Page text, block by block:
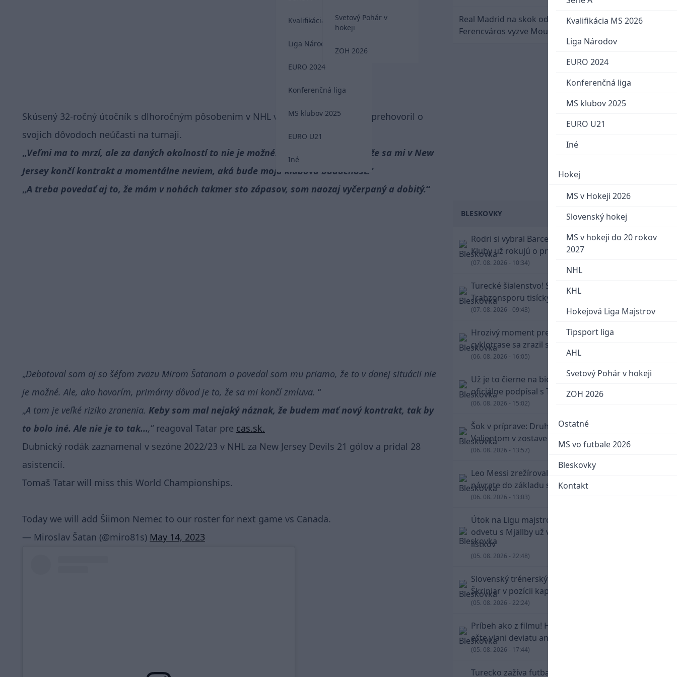
Kvalifikácia MS 2026
Liga Národov
EURO 2024
Konferenčná liga
MS klubov 2025
EURO U21
Iné
Svetový Pohár v
hokeji
ZOH 2026
Kvalifikácia MS 2026
Liga Národov
EURO 2024
Konferenčná liga
MS klubov 2025
EURO U21
Iné
Hokej
MS v Hokeji 2026
Slovenský hokej
MS v hokeji do 20 rokov
2027
NHL
KHL
Hokejová Liga Majstrov
Tipsport liga
AHL
Svetový Pohár v hokeji
ZOH 2026
Ostatné
MS vo futbale 2026
Bleskovky
Kontakt
Skúsený 32-ročný útočník s dlhoročným pôsobením v NHL v rozhovore pre cas.sk prehovoril o
svojich dôvodoch neúčasti na turnaji.
Veľmi ma to mrzí, ale za daných okolností to nie je možné. Hlavný dôvod je ten, že sa mi v New
Jersey končí kontrakt a momentálne neviem, aká bude moja klubová budúcnosť.
A treba povedať aj to, že mám v nohách takmer sto zápasov, som naozaj vyčerpaný a dobitý.
Debatoval som aj so šéfom zväzu Mirom Šatanom a povedal som mu priamo, že to v danej situácii nie
je možné. Ale, ako hovorím, primárny dôvod je to, že sa mi končí zmluva.
A tam je veľké riziko zranenia. Keby som mal nejaký náznak, že budem mať nový kontrakt, tak by
to bolo iné. Ale nie je to tak..., reagoval Tatar pre cas.sk.
Dubnický rodák zaznamenal v sezóne 2022/23 v NHL za New Jersey Devils 21 gólov a pridal 28
asistencií.
Tomaš Tatar will miss this World Championships.
Today we will add Šiimon Nemec to our roster for next game vs Canada.
— Miroslav Šatan (@miro81s) May 14, 2023
Real Madrid na skok od Slovenska: Borbélyho
Ferencváros vyzve Mourinhove hviezdy
BLESKOVKY
Rodri si vybral Barcelonu a odmietol Real.
Kluby už rokujú o prestupovej čiastke
(07. 08. 2026 - 10:34)
Turecké šialenstvo! Salaha vítali na štadióne
Trabzonsporu tisícky fanúšikov
(07. 08. 2026 - 09:43)
Hrozivý moment pre Zdena Cháru! Na
cyklotrase sa zrazil s bežcom
(06. 08. 2026 - 16:05)
Už je to čierne na bielom: Mohamed Salah
oficiálne podpísal s Trabzonsporom
(06. 08. 2026 - 15:02)
Šok v príprave: Druholigová Mallorca s
Valjentom v zostave zdolala PSG
(06. 08. 2026 - 13:57)
Leo Messi zrežíroval obrat Interu Miami, pri
návrate do základu strelil dva góly
(06. 08. 2026 - 13:03)
Útok na Ligu majstrov láka! Slovan hlási na
odvetu s Mjällby už viac ako 13-tisíc predaných
lístkov
(05. 08. 2026 - 22:48)
Slovenský trénerský súboj pre Borbélyho,
Škriniar v pozícii kapitána potiahol Fenerbahce
(05. 08. 2026 - 22:24)
Príbeh ako z filmu! Hrdina Slovana Kianga hral
ešte vlani deviatu anglickú ligu
(05. 08. 2026 - 17:44)
Turecko zažíva futbalové šialenstvo! Salah